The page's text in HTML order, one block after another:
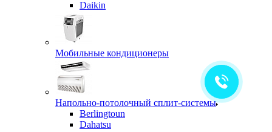
Daikin
Мобильные кондиционеры
Напольно-потолочный сплит-системы
Berlingtoun
Dahatsu